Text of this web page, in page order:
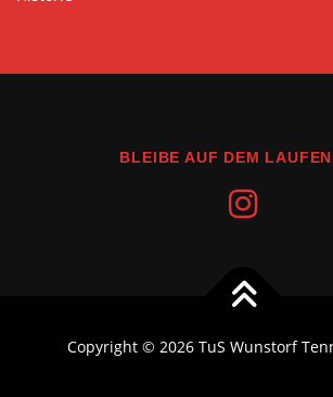
BLEIBE AUF DEM
Copyright © 2026 TuS Wunstorf